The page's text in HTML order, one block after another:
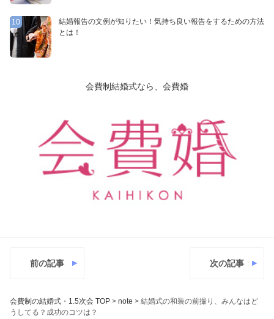
10
結婚報告の文例が知りたい！気持ち良い報告をするための方法
とは！
会費制結婚式なら、会費婚
前の記事 次の記事
会費制の結婚式・1.5次会 TOP > note > 結婚式の和装の前撮り、みんなはど
うしてる？成功のコツは？